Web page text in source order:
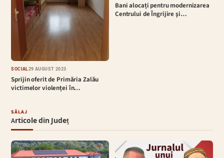
SOCIAL29 AUGUST 2023
Sprijin oferit de Primăria Zalău
victimelor violenței în…
Bani alocați pentru modernizarea
Centrului de Îngrijire şi…
SĂLAJ
Articole din Județ